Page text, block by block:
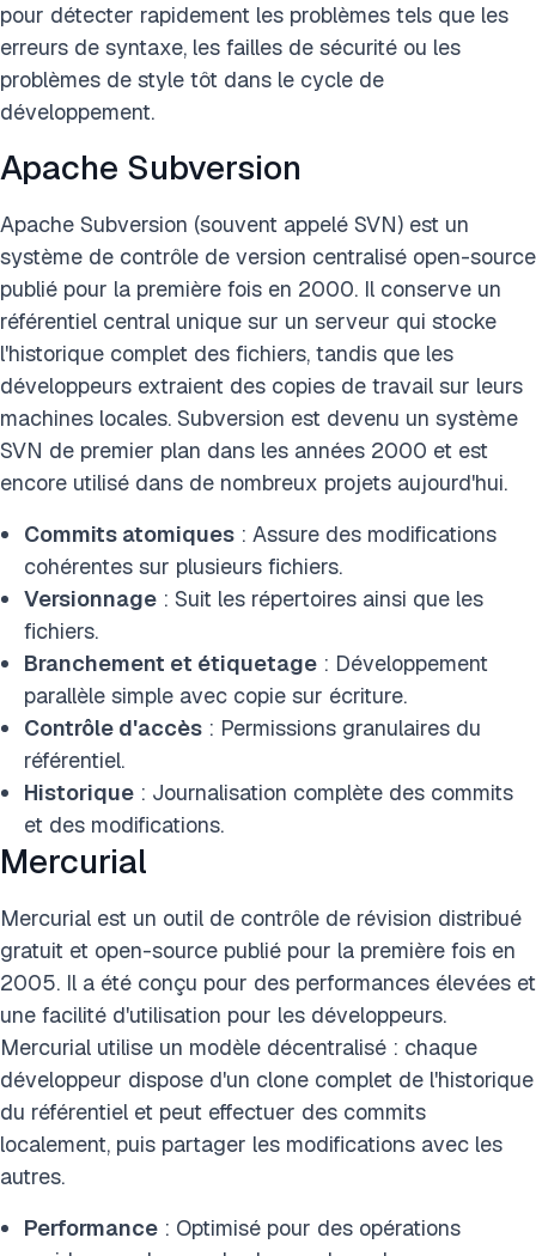
pour détecter rapidement les problèmes tels que les
erreurs de syntaxe, les failles de sécurité ou les
problèmes de style tôt dans le cycle de
développement.
Apache Subversion
Apache Subversion (souvent appelé SVN) est un
système de contrôle de version centralisé open-source
publié pour la première fois en 2000. Il conserve un
référentiel central unique sur un serveur qui stocke
l'historique complet des fichiers, tandis que les
développeurs extraient des copies de travail sur leurs
machines locales. Subversion est devenu un système
SVN de premier plan dans les années 2000 et est
encore utilisé dans de nombreux projets aujourd'hui.
Commits atomiques : Assure des modifications
cohérentes sur plusieurs fichiers.
Versionnage : Suit les répertoires ainsi que les
fichiers.
Branchement et étiquetage : Développement
parallèle simple avec copie sur écriture.
Contrôle d'accès : Permissions granulaires du
référentiel.
Historique : Journalisation complète des commits
et des modifications.
Mercurial
Mercurial est un outil de contrôle de révision distribué
gratuit et open-source publié pour la première fois en
2005. Il a été conçu pour des performances élevées et
une facilité d'utilisation pour les développeurs.
Mercurial utilise un modèle décentralisé : chaque
développeur dispose d'un clone complet de l'historique
du référentiel et peut effectuer des commits
localement, puis partager les modifications avec les
autres.
Performance : Optimisé pour des opérations